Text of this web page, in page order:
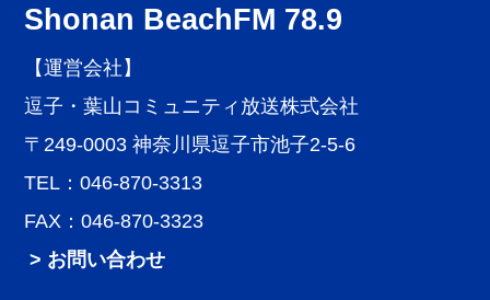
Shonan BeachFM 78.9
【運営会社】
逗子・葉山コミュニティ放送株式会社
〒249-0003 神奈川県逗子市池子2-5-6
TEL：046-870-3313
FAX：046-870-3323
> お問い合わせ